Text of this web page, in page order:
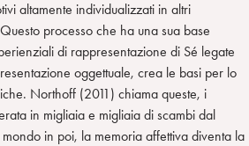
altamente individualizzati in altri
processo che ha una sua base
di rappresentazione di Sé legate
oggettuale, crea le basi per lo
Northoff (2011) chiama queste, i
in migliaia e migliaia di scambi dal
in poi, la memoria affettiva diventa la